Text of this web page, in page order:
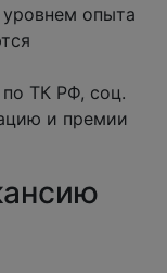
опыта
ТК РФ, соц.
и премии